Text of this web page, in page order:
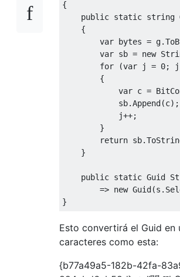
{
public static string
    {
var bytes =
var sb = new
for (var j = 0; j
        {
var c =
            sb.Append(c);
            j++;
        }
return
    }
public static Guid
        =>
new
Esto convertirá el Guid en
caracteres como esta:
{b77a49a5-182b-42fa-